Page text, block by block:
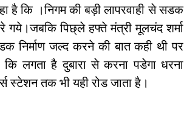
है कि ।निगम की बड़ी लापरवाही से सडक
गये।जबकि पिछ्ले हफ्ते मंत्री मूलचंद शर्मा
जल्द करने की बात कही थी पर
लगता है दुबारा से करना पडेगा धरना
तक भी यही रोड जाता है।